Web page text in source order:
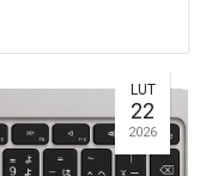
LUT
22
2026